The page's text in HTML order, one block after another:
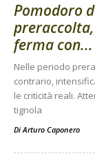
Pomodoro
ferma con...
Nelle periodo
contrario,
le criticità reali.
tignola
DiArturo Caponero